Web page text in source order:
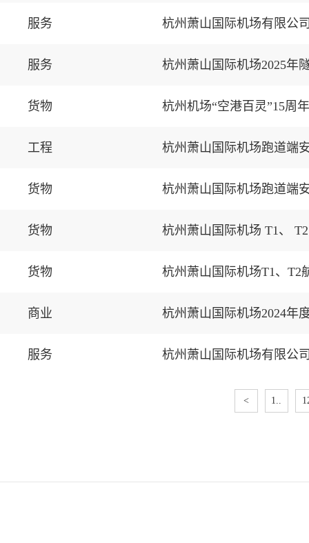
服务 杭州萧山国际机场有限公
服务 杭州萧山国际机场2025年
货物 杭州机场“空港百灵”15周
工程 杭州萧山国际机场跑道端
货物 杭州萧山国际机场跑道端
货物 杭州萧山国际机场 T1、
货物 杭州萧山国际机场T1、T2
商业 杭州萧山国际机场2024年
服务 杭州萧山国际机场有限公
< 1..